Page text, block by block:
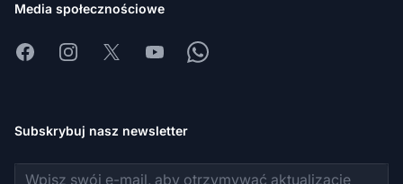
Media społecznościowe
FacebookInstagram
X YoutubeWhatsapp
Subskrybuj nasz newsletter
Adres e-mail